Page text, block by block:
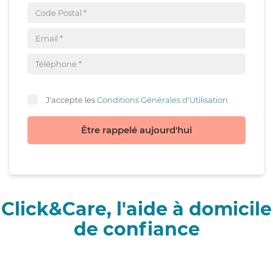
J'accepte lesConditions Générales d'Utilisation
Être rappelé aujourd'hui
Click&Care, l'aide à domicile
de confiance